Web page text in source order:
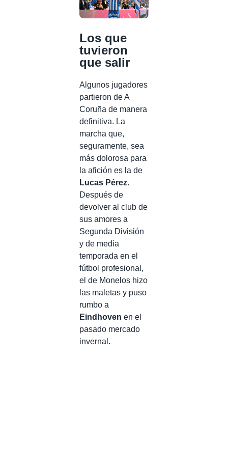
Los que
tuvieron
que salir
Algunos jugadores
partieron de A
Coruña de manera
definitiva. La
marcha que,
seguramente, sea
más dolorosa para
la afición es la de
Lucas Pérez.
Después de
devolver al club de
sus amores a
Segunda División
y de media
temporada en el
fútbol profesional,
el de Monelos hizo
las maletas y puso
rumbo a
Eindhoven en el
pasado mercado
invernal.